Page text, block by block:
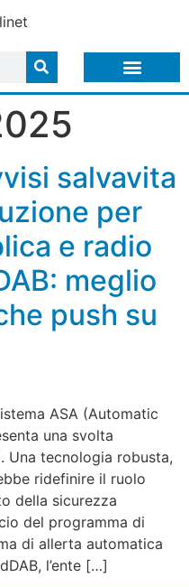
salvavita
per
e radio
meglio
push su
ASA (Automatic
una svolta
Una tecnologia robusta,
ridefinire il ruolo
della sicurezza
del programma di
di allerta automatica
l’ente […]